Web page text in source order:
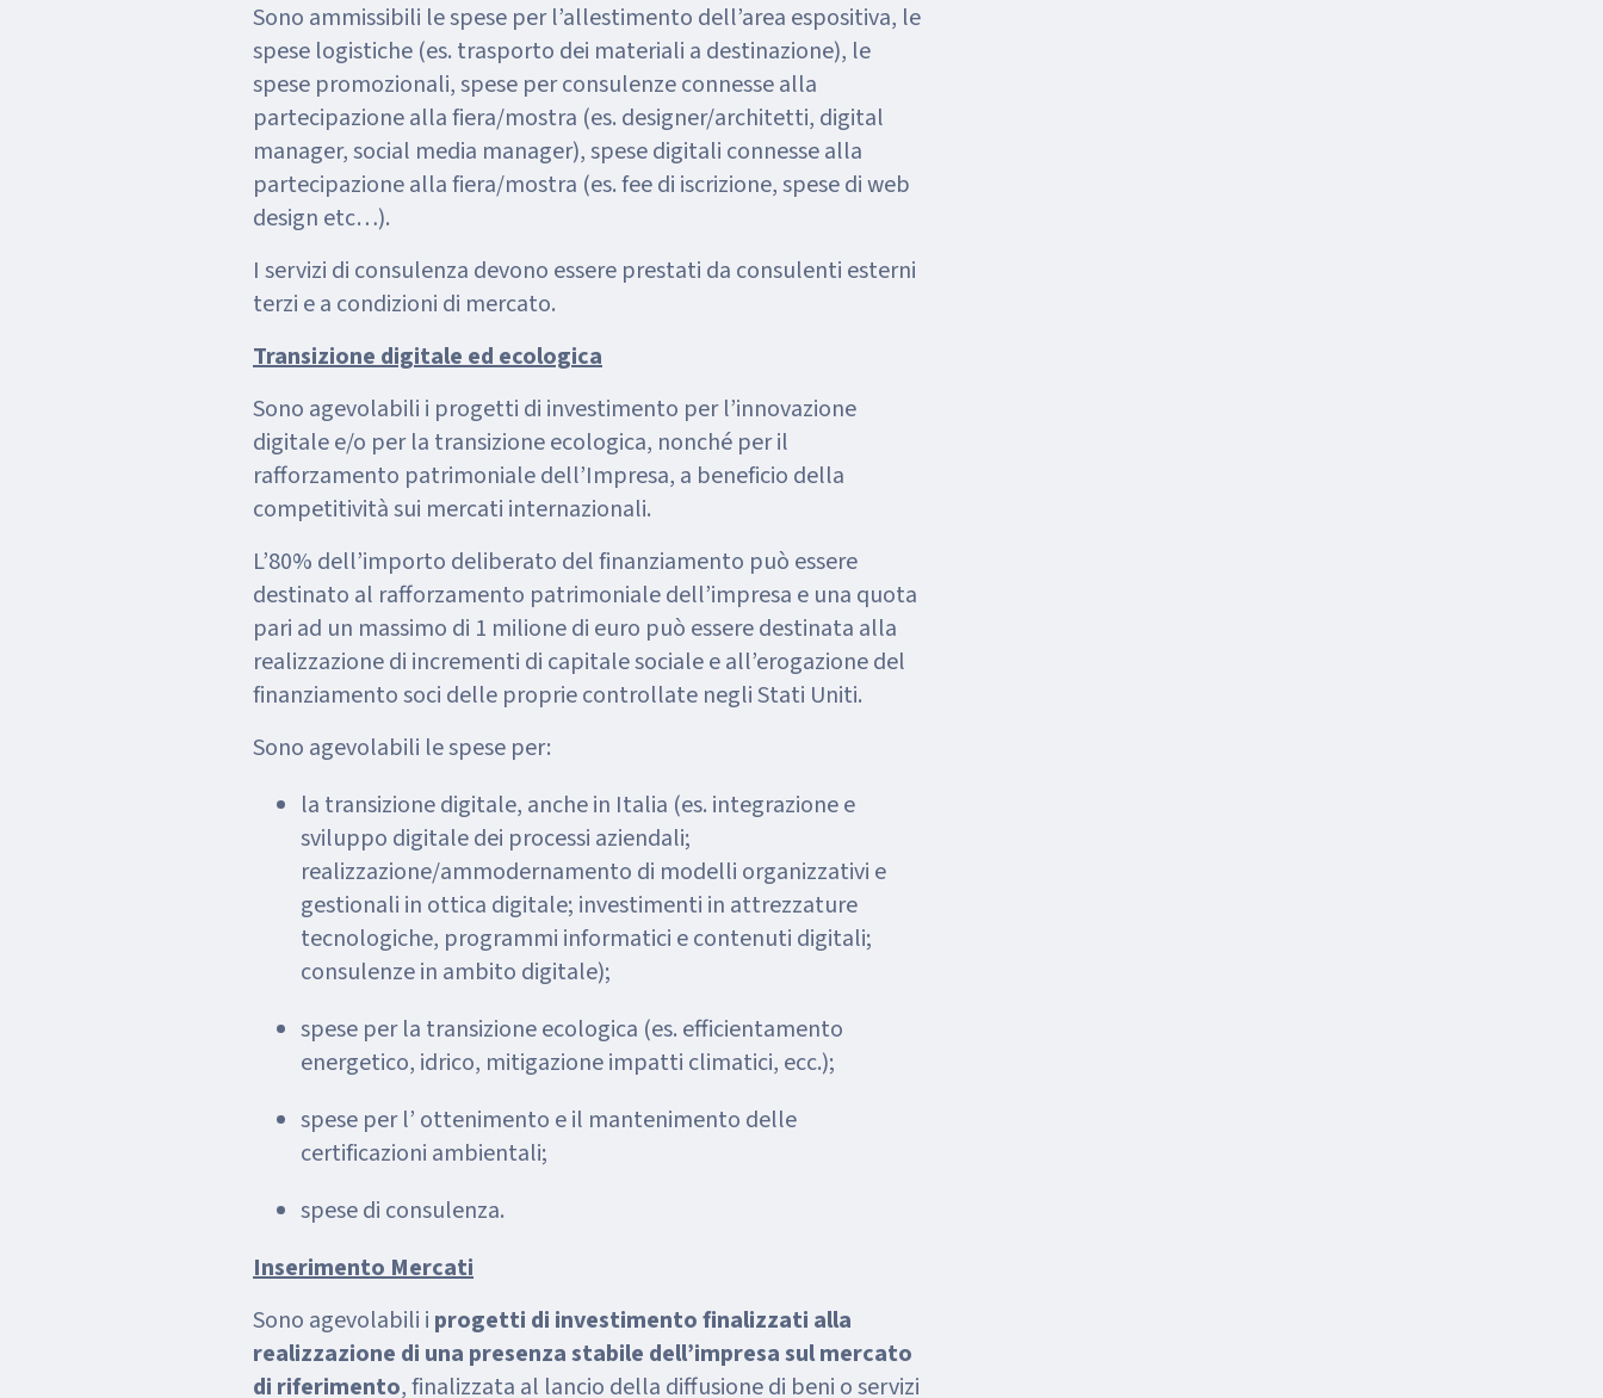
Sono ammissibili le spese per l’allestimento dell’area espositiva, le
spese logistiche (es. trasporto dei materiali a destinazione), le
spese promozionali, spese per consulenze connesse alla
partecipazione alla fiera/mostra (es. designer/architetti, digital
manager, social media manager), spese digitali connesse alla
partecipazione alla fiera/mostra (es. fee di iscrizione, spese di web
design etc…).
I servizi di consulenza devono essere prestati da consulenti esterni
terzi e a condizioni di mercato.
Transizione digitale ed ecologica
Sono agevolabili i progetti di investimento per l’innovazione
digitale e/o per la transizione ecologica, nonché per il
rafforzamento patrimoniale dell’Impresa, a beneficio della
competitività sui mercati internazionali.
L’80% dell’importo deliberato del finanziamento può essere
destinato al rafforzamento patrimoniale dell’impresa e una quota
pari ad un massimo di 1 milione di euro può essere destinata alla
realizzazione di incrementi di capitale sociale e all’erogazione del
finanziamento soci delle proprie controllate negli Stati Uniti.
Sono agevolabili le spese per:
la transizione digitale, anche in Italia (es. integrazione e
sviluppo digitale dei processi aziendali;
realizzazione/ammodernamento di modelli organizzativi e
gestionali in ottica digitale; investimenti in attrezzature
tecnologiche, programmi informatici e contenuti digitali;
consulenze in ambito digitale);
spese per la transizione ecologica (es. efficientamento
energetico, idrico, mitigazione impatti climatici, ecc.);
spese per l’ ottenimento e il mantenimento delle
certificazioni ambientali;
spese di consulenza.
Inserimento Mercati
Sono agevolabili i progetti di investimento finalizzati alla
realizzazione di una presenza stabile dell’impresa sul mercato
di riferimento, finalizzata al lancio della diffusione di beni o servizi